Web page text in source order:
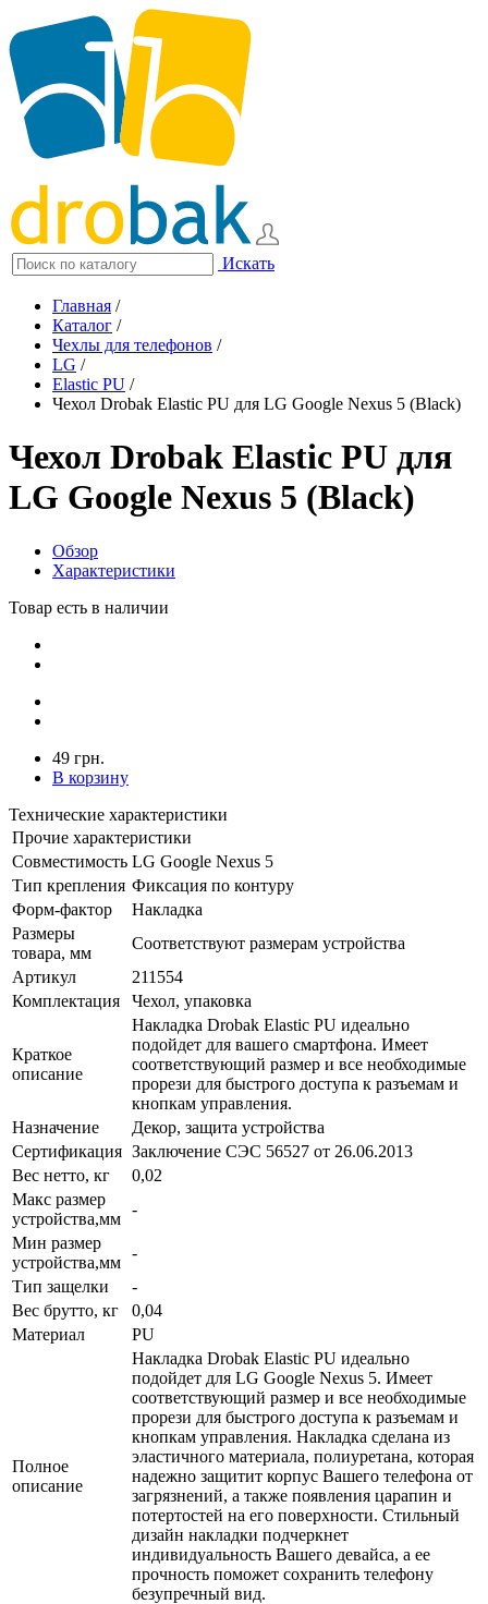
Искать
Главная /
Каталог /
Чехлы для телефонов /
LG /
Elastic PU /
Чехол Drobak Elastic PU для LG Google Nexus 5 (Black)
Чехол Drobak Elastic PU для
LG Google Nexus 5 (Black)
Обзор
Характеристики
Товар есть в наличии
49 грн.
В корзину
Технические характеристики
Прочие характеристики
Совместимость LG Google Nexus 5
Тип крепления Фиксация по контуру
Форм-фактор
Накладка
Размеры
товара, мм
Соответствуют размерам устройства
Артикул
211554
Комплектация
Чехол, упаковка
Краткое
описание
Накладка Drobak Elastic PU идеально
подойдет для вашего смартфона. Имеет
соответствующий размер и все необходимые
прорези для быстрого доступа к разъемам и
кнопкам управления.
Назначение
Декор, защита устройства
Сертификация Заключение СЭС 56527 от 26.06.2013
Вес нетто, кг
0,02
Макс размер
устройства,мм
-
Мин размер
устройства,мм
-
Тип защелки
-
Вес брутто, кг
0,04
Материал
PU
Полное
описание
Накладка Drobak Elastic PU идеально
подойдет для LG Google Nexus 5. Имеет
соответствующий размер и все необходимые
прорези для быстрого доступа к разъемам и
кнопкам управления. Накладка сделана из
эластичного материала, полиуретана, которая
надежно защитит корпус Вашего телефона от
загрязнений, а также появления царапин и
потертостей на его поверхности. Стильный
дизайн накладки подчеркнет
индивидуальность Вашего девайса, а ее
прочность поможет сохранить телефону
безупречный вид.